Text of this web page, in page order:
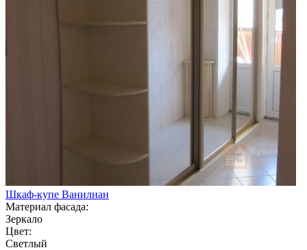
Шкаф-купе Ванилиан
Материал фасада:
Зеркало
Цвет:
Светлый